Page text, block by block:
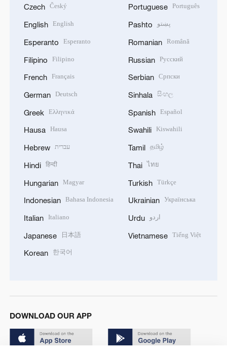
Czech Český
English English
Esperanto Esperanto
Filipino Filipino
French Français
German Deutsch
Greek Ελληνικά
Hausa Hausa
Hebrew עברית
Hindi हिन्दी
Hungarian Magyar
Indonesian Bahasa Indonesia
Italian Italiano
Japanese 日本語
Korean 한국어
Portuguese Português
Pashto پښتو
Romanian Română
Russian Русский
Serbian Српски
Sinhala සිංහල
Spanish Español
Swahili Kiswahili
Tamil தமிழ்
Thai ไทย
Turkish Türkçe
Ukrainian Українська
Urdu اردو
Vietnamese Tiếng Việt
DOWNLOAD OUR APP